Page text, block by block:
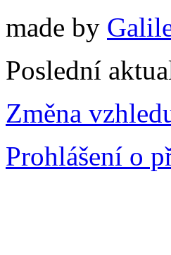
made by
Poslední
Změna
Prohlášení o